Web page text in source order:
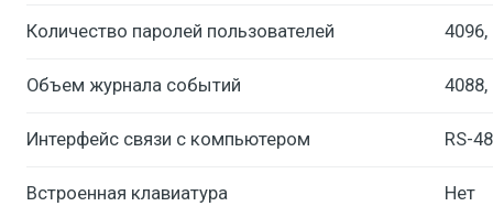
Количество паролей пользователей
Объем журнала событий
Интерфейс связи с компьютером RS-
Встроенная клавиатура Нет